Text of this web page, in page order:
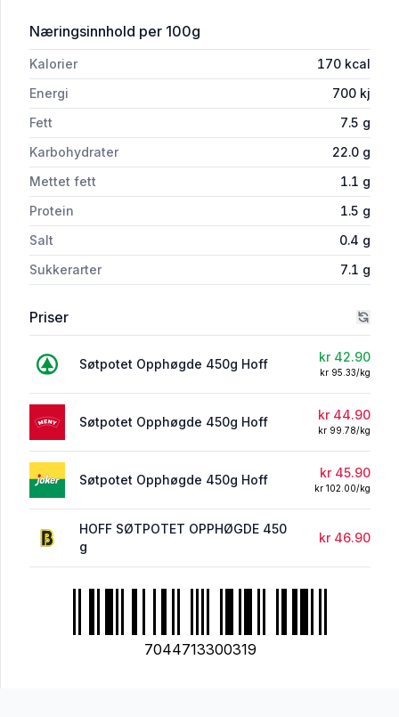
Næringsinnhold for 'Hoff Opphøgde Potteter
per 100g
Kalorier 170 kcal
Energi
700 kj
Fett
7.5 g
Karbohydrater
22.0 g
Mettet fett
1.1 g
Protein
1.5 g
Salt
0.4 g
Sukkerarter
7.1 g
Priser
Søtpotet Opphøgde 450g Hoff kr 42.90
kr 95.33/kg
Søtpotet Opphøgde 450g Hoff kr 44.90
kr 99.78/kg
Søtpotet Opphøgde 450g Hoff kr 45.90
kr 102.00/kg
HOFF SØTPOTET OPPHØGDE 450
g
kr 46.90
7044713300319